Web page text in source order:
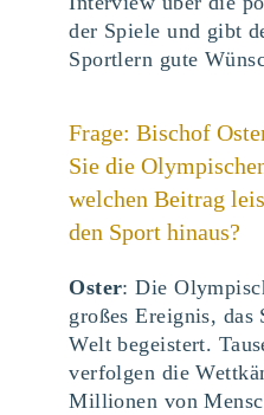
der Spiele und gibt
Sportlern gute
Frage: Bischof
Sie die
welchen Beitrag
den Sport hinaus?
Oster: Die
großes Ereignis, das
Welt begeistert.
verfolgen die
Millionen von